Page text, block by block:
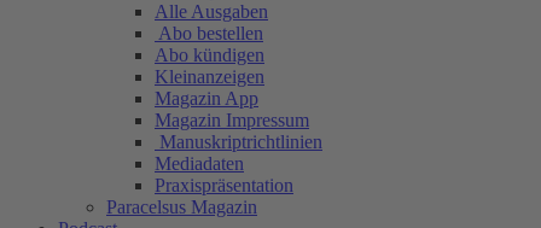
Alle Ausgaben
Abo bestellen
Abo kündigen
Kleinanzeigen
Magazin App
Magazin Impressum
Manuskriptrichtlinien
Mediadaten
Praxispräsentation
Paracelsus Magazin